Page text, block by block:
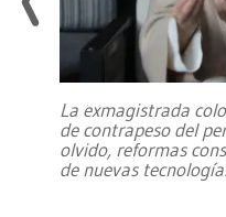
La exmagistrada
de contrapeso del
olvido, reformas
de nuevas